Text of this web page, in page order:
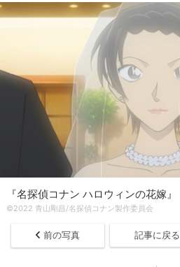
『名探偵コナン ハロウィンの花嫁』
©2022 青山剛昌/名探偵コナン製作委員会
前の写真 記事に戻る